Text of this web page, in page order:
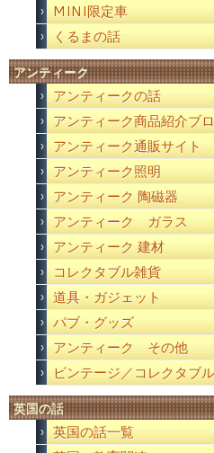
MINI限定車
くるまの話
アンティーク
アンティークの話
アンティーク商品紹介ブ
アンティーク通販サイト
アンティーク照明
アンティーク 陶磁器
アンティーク ガラス
アンティーク 建材
コレクタブル雑貨
道具・ガジェット
パブ・グッズ
アンティーク その他
ビンテージ／コレクタブル
英国の話
英国の話一覧